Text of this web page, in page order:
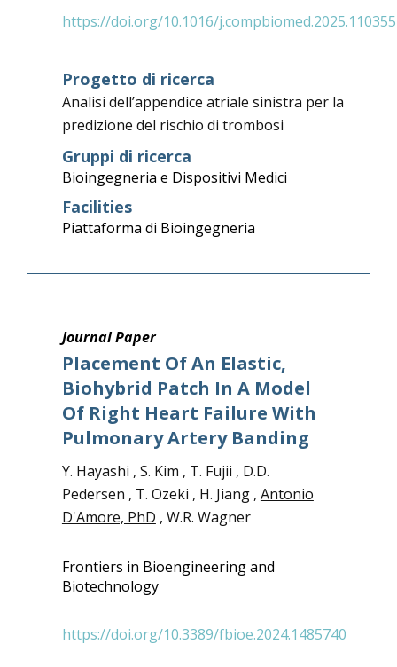
https://doi.org/10.1016/j.compbiomed.2025.110355
Progetto di ricerca
Analisi dell’appendice atriale sinistra per la
predizione del rischio di trombosi
Gruppi di ricerca
Bioingegneria e Dispositivi Medici
Facilities
Piattaforma di Bioingegneria
Journal Paper
Placement Of An Elastic,
Biohybrid Patch In A Model
Of Right Heart Failure With
Pulmonary Artery Banding
Y. Hayashi , S. Kim , T. Fujii , D.D.
Pedersen , T. Ozeki , H. Jiang , Antonio
D'Amore, PhD , W.R. Wagner
Frontiers in Bioengineering and
Biotechnology
https://doi.org/10.3389/fbioe.2024.1485740